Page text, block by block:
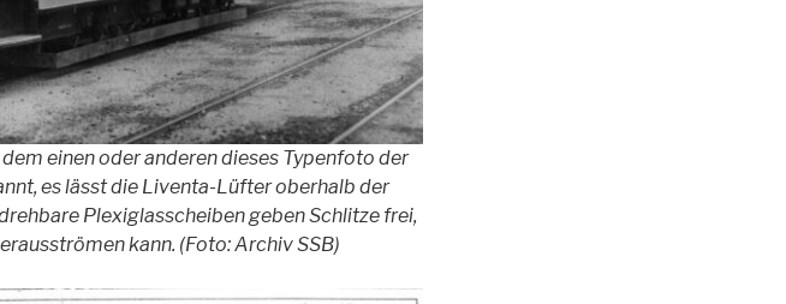
einen oder anderen dieses Typenfoto der
es lässt die Liventa-Lüfter oberhalb der
Plexiglasscheiben geben Schlitze frei,
kann. (Foto: Archiv SSB)